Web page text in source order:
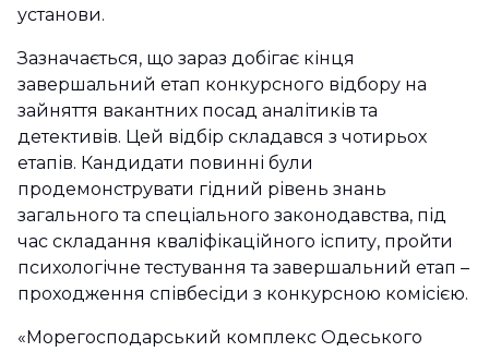
установи.
Зазначається, що зараз добігає кінця
завершальний етап конкурсного відбору на
зайняття вакантних посад аналітиків та
детективів. Цей відбір складався з чотирьох
етапів. Кандидати повинні були
продемонструвати гідний рівень знань
загального та спеціального законодавства, під
час складання кваліфікаційного іспиту, пройти
психологічне тестування та завершальний етап –
проходження співбесіди з конкурсною комісією.
«Морегосподарський комплекс Одеського